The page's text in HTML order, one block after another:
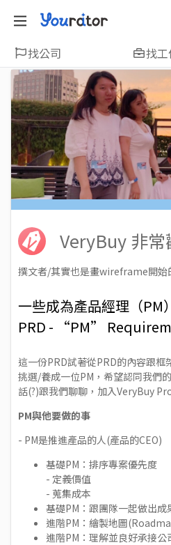
找公司 找
VeryBuy 非常
撰文者/其實也是畫wireframe開始
一些成為產品經理（PM
PRD - “PM”
這一份PRD試著從PRD的內容跟
挑選/養成一位PM，希望認同我們
話(?)跟我們聊聊，加入VeryBuy
PM與他要做的事
- PM是推進產品的人(產品的CEO)
基礎PM：排序專案優先度
- 定義價值
- 蒐集成本
基礎PM：跟團隊一起做出成
進階PM：繪製地圖
進階PM：理解並良好承接